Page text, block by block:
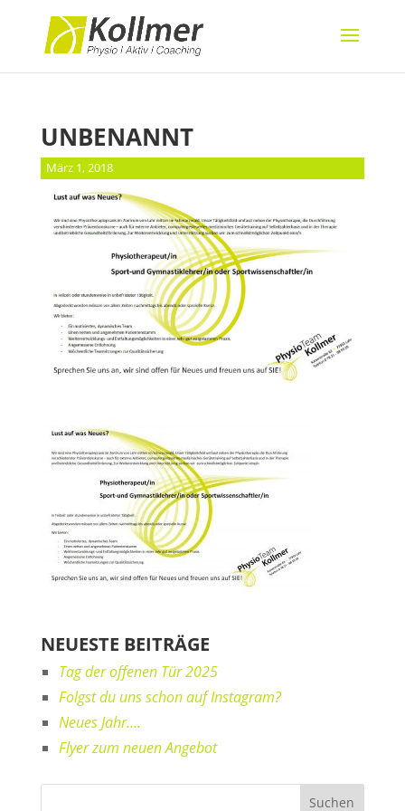
UNBENANNT
März 1, 2018
NEUESTE BEITRÄGE
Tag der offenen Tür 2025
Folgst du uns schon auf Instagram?
Neues Jahr….
Flyer zum neuen Angebot